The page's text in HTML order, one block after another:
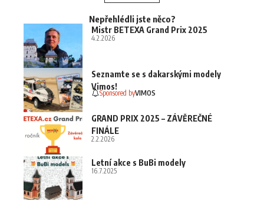
Nepřehlédli jste něco?
Mistr BETEXA Grand Prix 2025
4.2.2026
Seznamte se s dakarskými modely
Vimos!
Sponsored byVIMOS
GRAND PRIX 2025 – ZÁVĚREČNÉ
FINÁLE
2.2.2026
Letní akce s BuBi modely
16.7.2025